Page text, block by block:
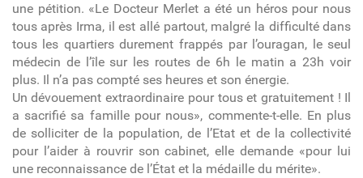
une pétition. «Le Docteur Merlet a été un héros pour nous
tous après Irma, il est allé partout, malgré la difficulté dans
tous les quartiers durement frappés par l’ouragan, le seul
médecin de l’île sur les routes de 6h le matin a 23h voir
plus. Il n’a pas compté ses heures et son énergie.
Un dévouement extraordinaire pour tous et gratuitement ! Il
a sacrifié sa famille pour nous», commente-t-elle. En plus
de solliciter de la population, de l’Etat et de la collectivité
pour l’aider à rouvrir son cabinet, elle demande «pour lui
une reconnaissance de l’État et la médaille du mérite».